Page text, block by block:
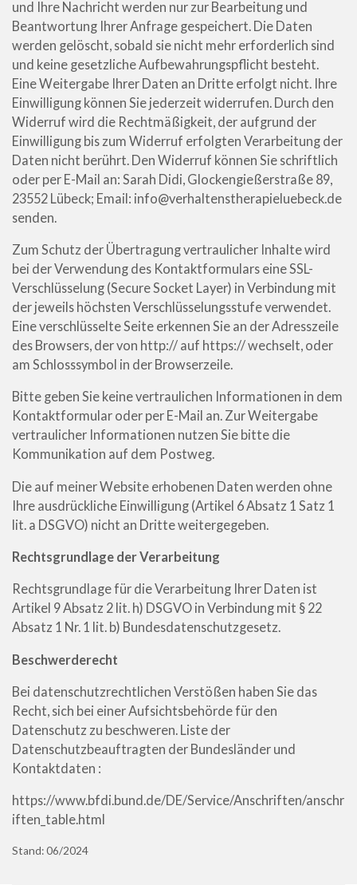
und Ihre Nachricht werden nur zur Bearbeitung und
Beantwortung Ihrer Anfrage gespeichert. Die Daten
werden gelöscht, sobald sie nicht mehr erforderlich sind
und keine gesetzliche Aufbewahrungspflicht besteht.
Eine Weitergabe Ihrer Daten an Dritte erfolgt nicht. Ihre
Einwilligung können Sie jederzeit widerrufen. Durch den
Widerruf wird die Rechtmäßigkeit, der aufgrund der
Einwilligung bis zum Widerruf erfolgten Verarbeitung der
Daten nicht berührt. Den Widerruf können Sie schriftlich
oder per E-Mail an: Sarah Didi, Glockengießerstraße 89,
23552 Lübeck; Email: info@verhaltenstherapieluebeck.de
senden.
Zum Schutz der Übertragung vertraulicher Inhalte wird
bei der Verwendung des Kontaktformulars eine SSL-
Verschlüsselung (Secure Socket Layer) in Verbindung mit
der jeweils höchsten Verschlüsselungsstufe verwendet.
Eine verschlüsselte Seite erkennen Sie an der Adresszeile
des Browsers, der von http:// auf https:// wechselt, oder
am Schlosssymbol in der Browserzeile.
Bitte geben Sie keine vertraulichen Informationen in dem
Kontaktformular oder per E-Mail an. Zur Weitergabe
vertraulicher Informationen nutzen Sie bitte die
Kommunikation auf dem Postweg.
Die auf meiner Website erhobenen Daten werden ohne
Ihre ausdrückliche Einwilligung (Artikel 6 Absatz 1 Satz 1
lit. a DSGVO) nicht an Dritte weitergegeben.
Rechtsgrundlage der Verarbeitung
Rechtsgrundlage für die Verarbeitung Ihrer Daten ist
Artikel 9 Absatz 2 lit. h) DSGVO in Verbindung mit § 22
Absatz 1 Nr. 1 lit. b) Bundesdatenschutzgesetz.
Beschwerderecht
Bei datenschutzrechtlichen Verstößen haben Sie das
Recht, sich bei einer Aufsichtsbehörde für den
Datenschutz zu beschweren. Liste der
Datenschutzbeauftragten der Bundesländer und
Kontaktdaten :
https://www.bfdi.bund.de/DE/Service/Anschriften/anschr
iften_table.html
Stand: 06/2024